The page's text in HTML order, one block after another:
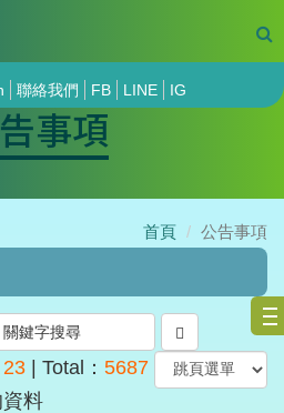
聯絡我們 FB LINE IG
事項
首頁 公告事項
23 | Total： 5687
資料